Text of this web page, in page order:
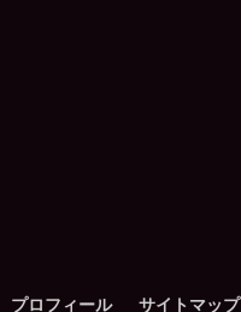
プロフィール サイトマップ